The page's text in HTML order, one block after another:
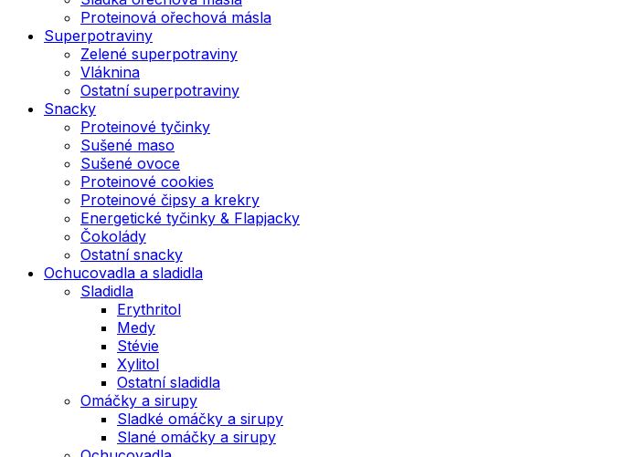
Proteinová ořechová másla
Superpotraviny
Zelené superpotraviny
Vláknina
Ostatní superpotraviny
Snacky
Proteinové tyčinky
Sušené maso
Sušené ovoce
Proteinové cookies
Proteinové čipsy a krekry
Energetické tyčinky & Flapjacky
Čokolády
Ostatní snacky
Ochucovadla a sladidla
Sladidla
Erythritol
Medy
Stévie
Xylitol
Ostatní sladidla
Omáčky a sirupy
Sladké omáčky a sirupy
Slané omáčky a sirupy